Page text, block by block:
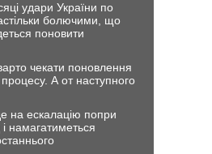
удари України по
болючими, що
поновити
чекати поновлення
А от наступного
на ескалацію попри
намагатиметься